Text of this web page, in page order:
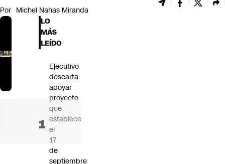
Por Michel Nahas Miranda
LO
MÁS
LEÍDO
Ejecutivo
descarta
apoyar
proyecto
que
establece
el
17
de
septiembre